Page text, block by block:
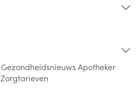
Gezondheidsnieuws Apotheker
Zorgtarieven